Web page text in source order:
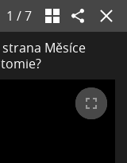
1 /7
Měsíce